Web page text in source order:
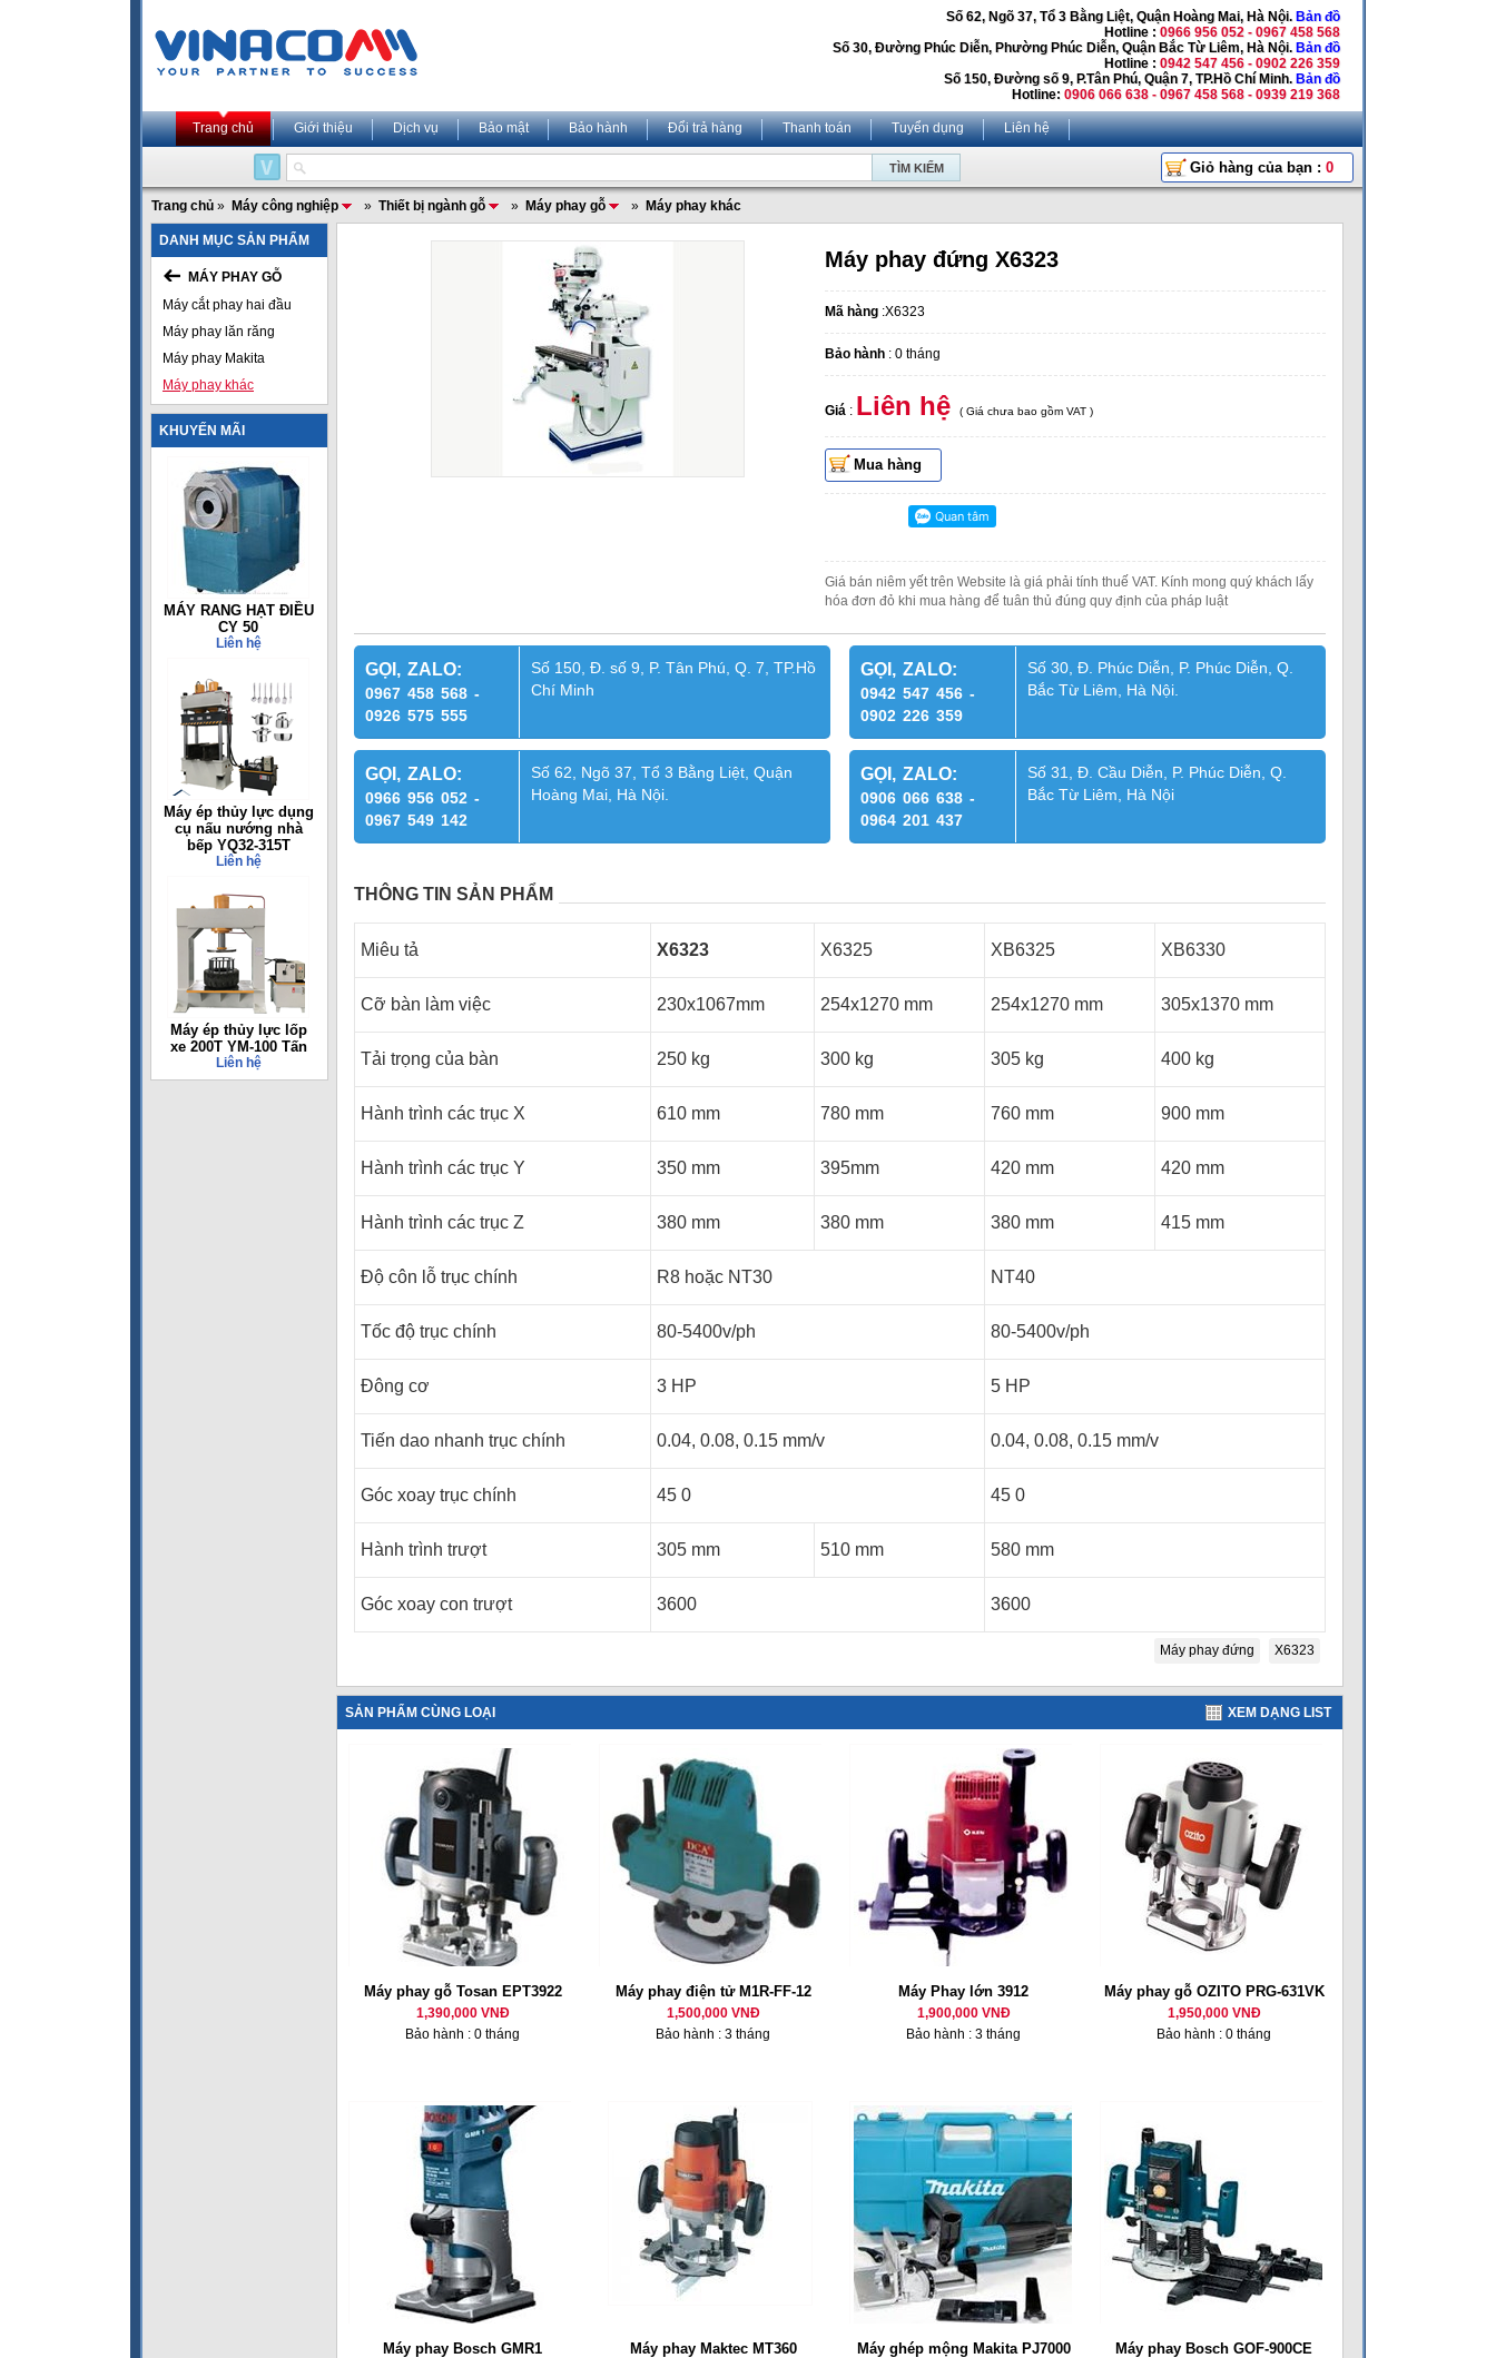
Số 62, Ngõ 37, Tổ 3 Bằng Liệt, Quận Hoàng Mai, Hà Nội. Bản đồ
Hotline : 0966 956 052 - 0967 458 568
Số 30, Đường Phúc Diễn, Phường Phúc Diễn, Quận Bắc Từ Liêm, Hà Nội. Bản đồ
Hotline : 0942 547 456 - 0902 226 359
Số 150, Đường số 9, P.Tân Phú, Quận 7, TP.Hồ Chí Minh. Bản đồ
Hotline: 0906 066 638 - 0967 458 568 - 0939 219 368
Trang chủ Giới thiệu Dịch vụ Bảo mật Bảo hành Đổi trả hàng Thanh toán Tuyển dụng Liên hệ
Giỏ hàng của bạn : 0
Trang chủ » Máy công nghiệp » Thiết bị ngành gỗ » Máy phay gỗ » Máy phay khác
DANH MỤC SẢN PHẨM
MÁY PHAY GỖ
Máy cắt phay hai đầu
Máy phay lăn răng
Máy phay Makita
Máy phay khác
KHUYẾN MÃI
MÁY RANG HẠT ĐIỀU
CY 50
Liên hệ
Máy ép thủy lực dụng
cụ nấu nướng nhà
bếp YQ32-315T
Liên hệ
Máy ép thủy lực lốp
xe 200T YM-100 Tấn
Liên hệ
Máy phay đứng X6323
Mã hàng :X6323
Bảo hành : 0 tháng
Giá : Liên hệ ( Giá chưa bao gồm VAT )
Mua hàng
Giá bán niêm yết trên Website là giá phải tính thuế VAT. Kính mong quý khách lấy
hóa đơn đỏ khi mua hàng để tuân thủ đúng quy định của pháp luật
GỌI, ZALO:
0967 458 568 -
0926 575 555
Số 150, Đ. số 9, P. Tân Phú, Q. 7, TP.Hồ
Chí Minh
GỌI, ZALO:
0942 547 456 -
0902 226 359
Số 30, Đ. Phúc Diễn, P. Phúc Diễn, Q.
Bắc Từ Liêm, Hà Nội.
GỌI, ZALO:
0966 956 052 -
0967 549 142
Số 62, Ngõ 37, Tổ 3 Bằng Liệt, Quận
Hoàng Mai, Hà Nội.
GỌI, ZALO:
0906 066 638 -
0964 201 437
Số 31, Đ. Cầu Diễn, P. Phúc Diễn, Q.
Bắc Từ Liêm, Hà Nội
THÔNG TIN SẢN PHẨM
Miêu tả X6323 X6325 XB6325 XB6330
Cỡ bàn làm việc 230x1067mm 254x1270 mm 254x1270 mm 305x1370 mm
Tải trọng của bàn 250 kg 300 kg 305 kg 400 kg
Hành trình các trục X 610 mm 780 mm 760 mm 900 mm
Hành trình các trục Y 350 mm 395mm 420 mm 420 mm
Hành trình các trục Z 380 mm 380 mm 380 mm 415 mm
Độ côn lỗ trục chính R8 hoặc NT30 NT40
Tốc độ trục chính 80-5400v/ph 80-5400v/ph
Đông cơ 3 HP 5 HP
Tiến dao nhanh trục chính 0.04, 0.08, 0.15 mm/v 0.04, 0.08, 0.15 mm/v
Góc xoay trục chính 45 0 45 0
Hành trình trượt 305 mm 510 mm 580 mm
Góc xoay con trượt 3600 3600
Máy phay đứng X6323
SẢN PHẨM CÙNG LOẠI XEM DẠNG LIST
Máy phay gỗ Tosan EPT3922
1,390,000 VNĐ
Bảo hành : 0 tháng
Máy phay điện tử M1R-FF-12
1,500,000 VNĐ
Bảo hành : 3 tháng
Máy Phay lớn 3912
1,900,000 VNĐ
Bảo hành : 3 tháng
Máy phay gỗ OZITO PRG-631VK
1,950,000 VNĐ
Bảo hành : 0 tháng
Máy phay Bosch GMR1 Máy phay Maktec MT360 Máy ghép mộng Makita PJ7000 Máy phay Bosch GOF-900CE